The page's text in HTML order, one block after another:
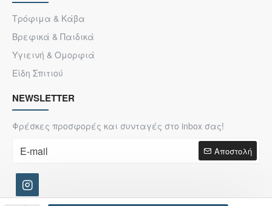
Τρόφιμα & Κάβα
Βρεφικά & Παιδικά
Υγιεινή & Ομορφιά
Είδη Σπιτιού
NEWSLETTER
Φρέσκες προσφορές και συνταγές στο inbox σας!
Αποστολή